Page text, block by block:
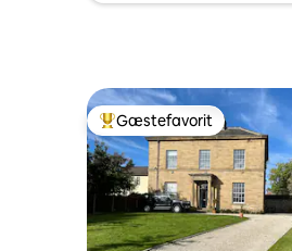
Bedste gæstefavorit
Gæstefavorit